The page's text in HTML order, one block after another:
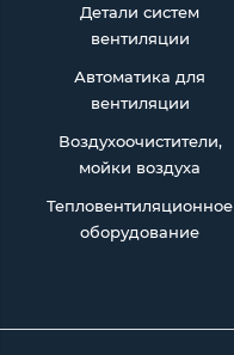
Детали систем
вентиляции
Автоматика для
вентиляции
Воздухоочистители,
мойки воздуха
Тепловентиляционное
оборудование